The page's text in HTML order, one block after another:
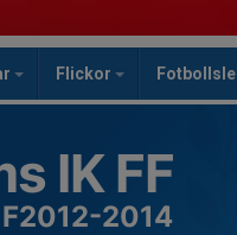
Flickor
IK FF
2014